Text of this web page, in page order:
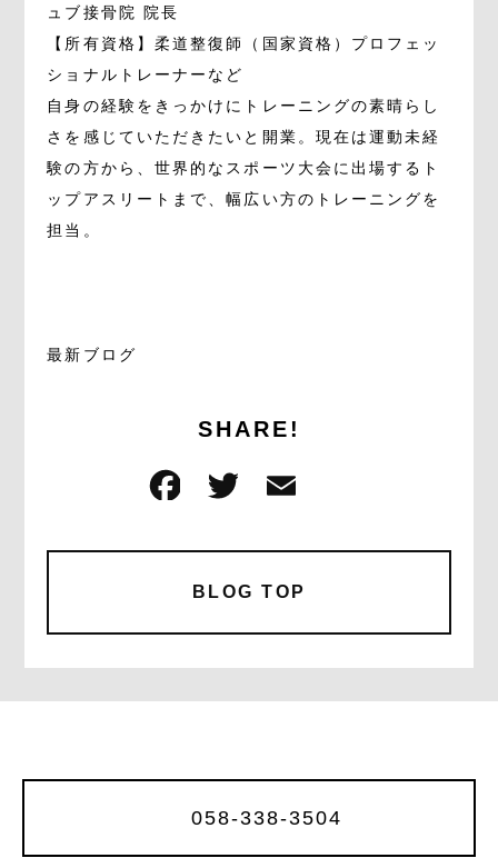
ュブ接骨院 院長
【所有資格】柔道整復師（国家資格）プロフェッ
ショナルトレーナーなど
自身の経験をきっかけにトレーニングの素晴らし
さを感じていただきたいと開業。現在は運動未経
験の方から、世界的なスポーツ大会に出場するト
ップアスリートまで、幅広い方のトレーニングを
担当。
最新ブログ
SHARE!
F
c
e
b
o
o
T
it
te
r
ai
BLOG TOP
058-338-3504